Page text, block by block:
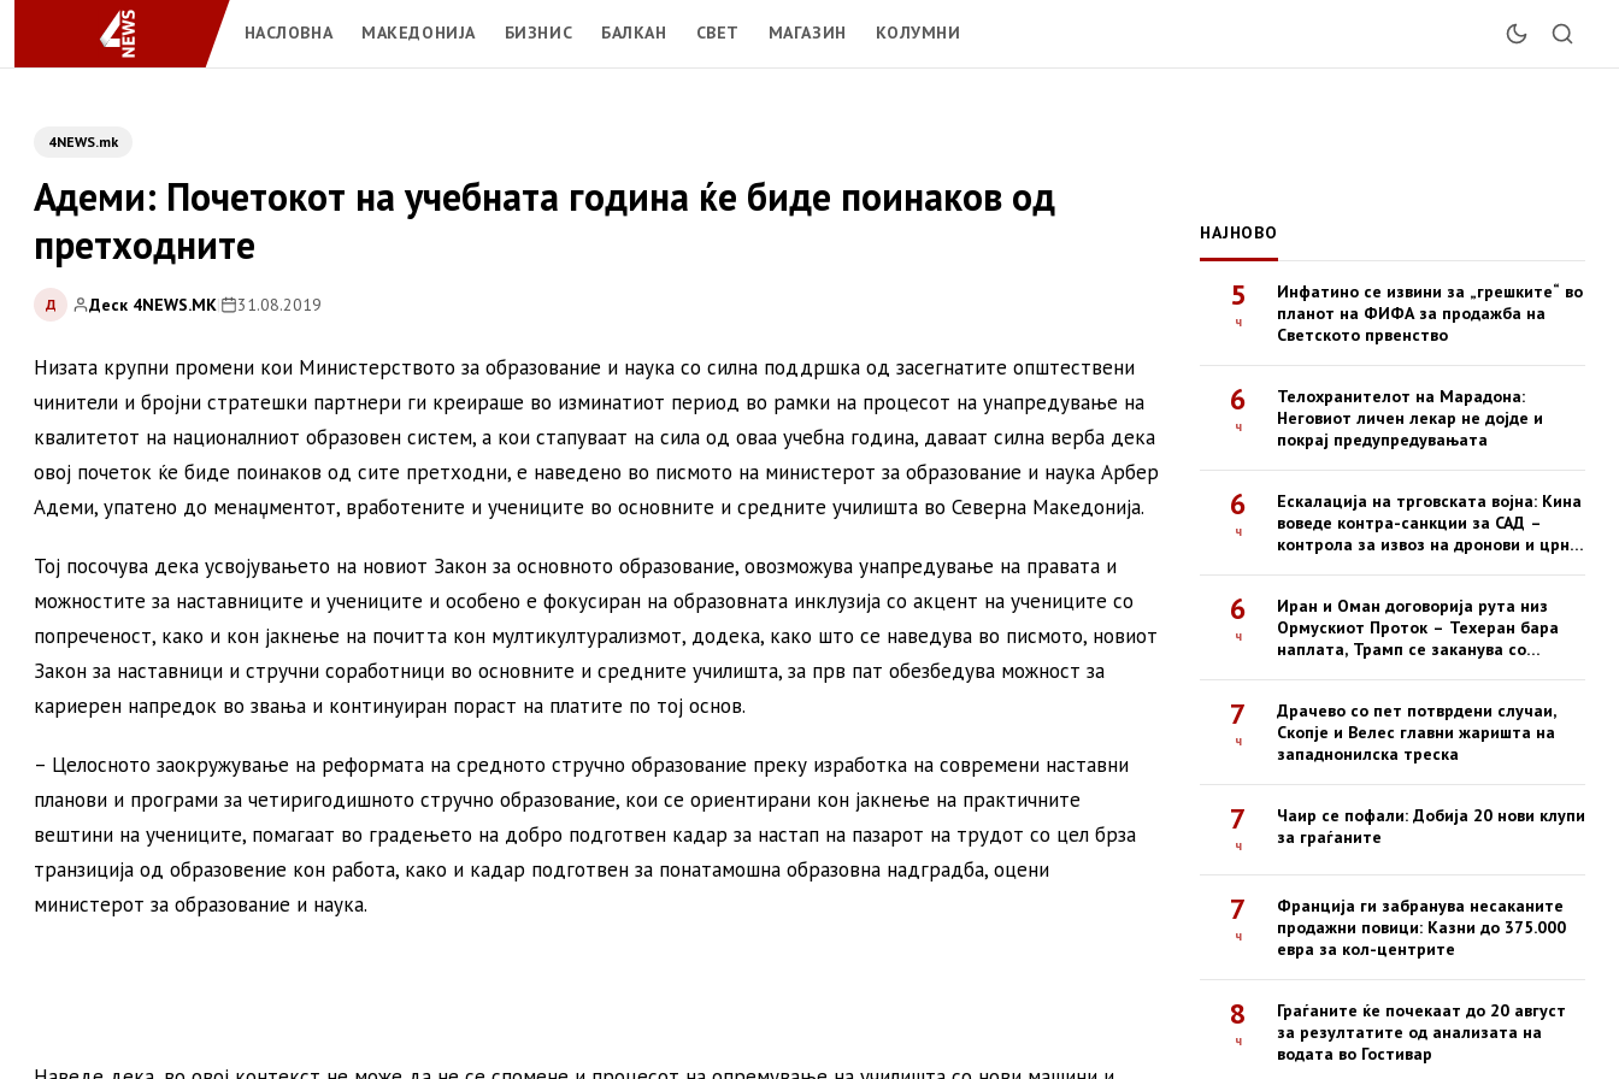
НАСЛОВНА МАКЕДОНИЈА БИЗНИС БАЛКАН СВЕТ МАГАЗИН КОЛУМНИ
4NEWS.mk
Адеми: Почетокот на учебната година ќе биде поинаков од
претходните
Д Деск 4NEWS.MK| 31.08.2019
Низата крупни промени кои Министерството за образование и наука со силна поддршка од засегнатите општествени
чинители и бројни стратешки партнери ги креираше во изминатиот период во рамки на процесот на унапредување на
квалитетот на националниот образовен систем, а кои стапуваат на сила од оваа учебна година, даваат силна верба дека
овој почеток ќе биде поинаков од сите претходни, е наведено во писмото на министерот за образование и наука Арбер
Адеми, упатено до менаџментот, вработените и учениците во основните и средните училишта во Северна Македонија.
Тој посочува дека усвојувањето на новиот Закон за основното образование, овозможува унапредување на правата и
можностите за наставниците и учениците и особено е фокусиран на образовната инклузија со акцент на учениците со
попреченост, како и кон јакнење на почитта кон мултикултурализмот, додека, како што се наведува во писмото, новиот
Закон за наставници и стручни соработници во основните и средните училишта, за прв пат обезбедува можност за
кариерен напредок во звања и континуиран пораст на платите по тој основ.
– Целосното заокружување на реформата на средното стручно образование преку изработка на современи наставни
планови и програми за четиригодишното стручно образование, кои се ориентирани кон јакнење на практичните
вештини на учениците, помагаат во градењето на добро подготвен кадар за настап на пазарот на трудот со цел брза
транзиција од образовение кон работа, како и кадар подготвен за понатамошна образовна надградба, оцени
министерот за образование и наука.
НАЈНОВО
5
ч
Инфатино се извини за „грешките“ во
планот на ФИФА за продажба на
Светското првенство
6
ч
Телохранителот на Марадона:
Неговиот личен лекар не дојде и
покрај предупредувањата
6
ч
Ескалација на трговската војна: Кина
воведе контра-санкции за САД –
контрола за извоз на дронови и црна
6
ч
Иран и Оман договорија рута низ
Ормускиот Проток – Техеран бара
наплата, Трамп се заканува со
7
ч
Драчево со пет потврдени случаи,
Скопје и Велес главни жаришта на
западнонилска треска
7
ч
Чаир се пофали: Добија 20 нови клупи
за граѓаните
7
ч
Франција ги забранува несаканите
продажни повици: Казни до 375.000
евра за кол-центрите
8
ч
Граѓаните ќе почекаат до 20 август
за резултатите од анализата на
водата во Гостивар